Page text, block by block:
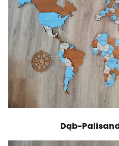
Dąb-